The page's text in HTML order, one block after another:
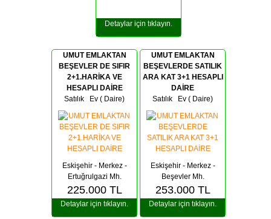
Detaylar için tıklayın.
UMUT EMLAKTAN
BEŞEVLER DE SIFIR
2+1.HARİKA VE
HESAPLI DAİRE
Satılık Ev ( Daire)
Eskişehir - Merkez -
Ertuğrulgazi Mh.
225.000 TL
Detaylar için tıklayın.
UMUT EMLAKTAN
BEŞEVLERDE SATILIK
ARA KAT 3+1 HESAPLI
DAİRE
Satılık Ev ( Daire)
Eskişehir - Merkez -
Beşevler Mh.
253.000 TL
Detaylar için tıklayın.